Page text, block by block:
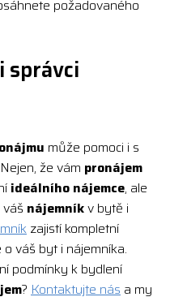
požadovaného
správci
může pomoci i s
že vám pronájem
ideálního nájemce, ale
nájemníkv bytě i
zajistí kompletní
váš byt i nájemníka.
podmínky k bydlení
? Kontaktujte nás a my